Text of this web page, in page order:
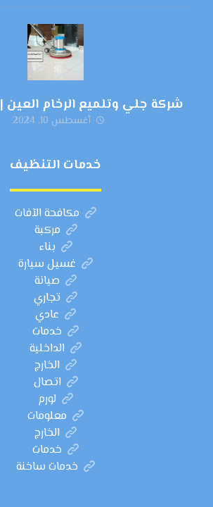
شركة جلي وتلميع الرخام العين |0545307678
أغسطس 10, 2024
خدمات التنظيف
مكافحة الآفات
مركبة
بناء
غسيل سيارة
صيانة
تجاري
عادي
خدمات
الداخلية
الخارج
اتصال
لورم
معلومات
الخارج
خدمات
خدمات ساخنة